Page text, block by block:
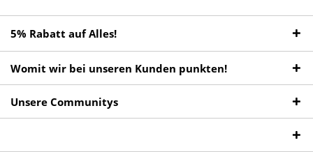
5% Rabatt auf Alles!
Womit wir bei unseren Kunden punkten!
Unsere Communitys